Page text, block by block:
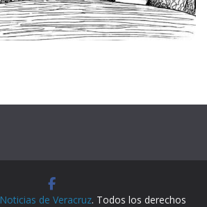
Noticias de Veracruz. Todos los derechos